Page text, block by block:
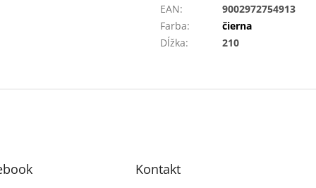
EAN:
9002972754913
Farba:
čierna
Dĺžka: 210
Kontakt